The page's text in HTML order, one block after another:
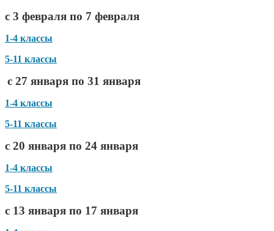
с 3 февраля по 7 февраля
1-4 классы
5-11 классы
с 27 января по 31 января
1-4 классы
5-11 классы
с 20 января по 24 января
1-4 классы
5-11 классы
с 13 января по 17 января